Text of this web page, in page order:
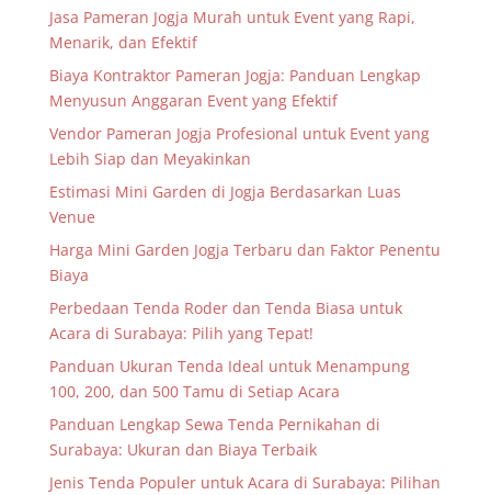
Jasa Pameran Jogja Murah untuk Event yang Rapi,
Menarik, dan Efektif
Biaya Kontraktor Pameran Jogja: Panduan Lengkap
Menyusun Anggaran Event yang Efektif
Vendor Pameran Jogja Profesional untuk Event yang
Lebih Siap dan Meyakinkan
Estimasi Mini Garden di Jogja Berdasarkan Luas
Venue
Harga Mini Garden Jogja Terbaru dan Faktor Penentu
Biaya
Perbedaan Tenda Roder dan Tenda Biasa untuk
Acara di Surabaya: Pilih yang Tepat!
Panduan Ukuran Tenda Ideal untuk Menampung
100, 200, dan 500 Tamu di Setiap Acara
Panduan Lengkap Sewa Tenda Pernikahan di
Surabaya: Ukuran dan Biaya Terbaik
Jenis Tenda Populer untuk Acara di Surabaya: Pilihan